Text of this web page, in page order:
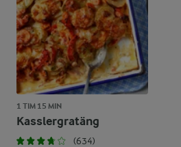
1 TIM 15 MIN
Kasslergratäng
(634)